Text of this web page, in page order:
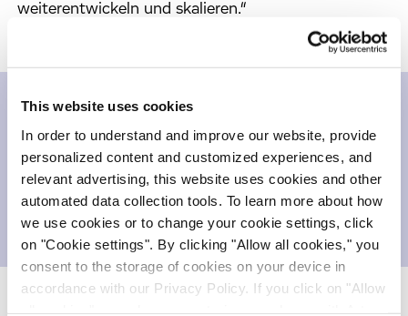
This website uses cookies
In order to understand and improve our website, provide
personalized content and customized experiences, and
relevant advertising, this website uses cookies and other
automated data collection tools. To learn more about how
we use cookies or to change your cookie settings, click
on "Cookie settings". By clicking "Allow all cookies," you
consent to the storage of cookies on your device in
accordance with our Privacy Policy. If you click on "Allow
weiterentwickeln und skalieren.“
Inhalte zum
Herunterladen
Pressemitteilung 209,146 KB